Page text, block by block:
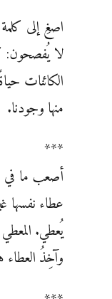
اصغِ إلى
لا يُفصحون:
الكائنات
منها وجودنا.
***
أصعب ما في
عطاء نفسها
يُعطي.
وآخِذُ